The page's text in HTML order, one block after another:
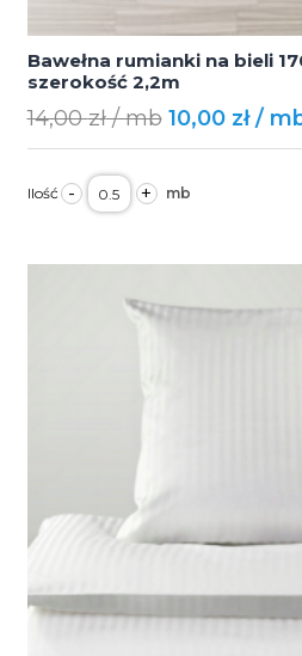
Bawełna rumianki na bieli
szerokość 2,2m
14,00zł
Original
price
14,00 zł.
10,00 zł
- ilość
Bawełna
rumianki
szerokość
+